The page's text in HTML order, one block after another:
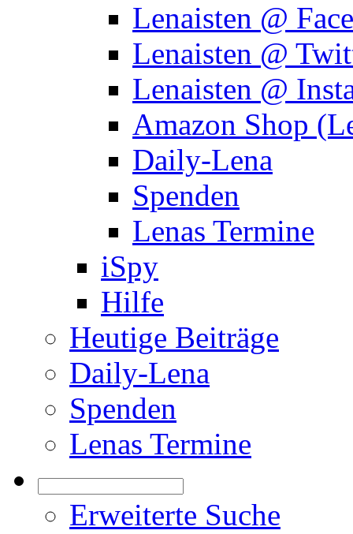
Lenaisten @
Lenaisten @
Lenaisten @
Amazon Shop
Daily-Lena
Spenden
Lenas Termine
iSpy
Hilfe
Heutige Beiträge
Daily-Lena
Spenden
Lenas Termine
Erweiterte Suche